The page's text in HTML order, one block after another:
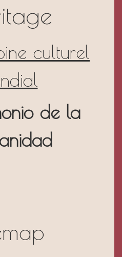
culturel
de la